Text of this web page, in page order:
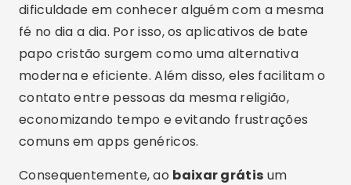
dificuldade em conhecer alguém com a mesma
fé no dia a dia. Por isso, os aplicativos de bate
papo cristão surgem como uma alternativa
moderna e eficiente. Além disso, eles facilitam o
contato entre pessoas da mesma religião,
economizando tempo e evitando frustrações
comuns em apps genéricos.
Consequentemente, ao baixar grátis um